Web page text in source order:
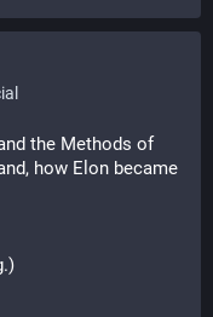
the Methods of
how Elon became